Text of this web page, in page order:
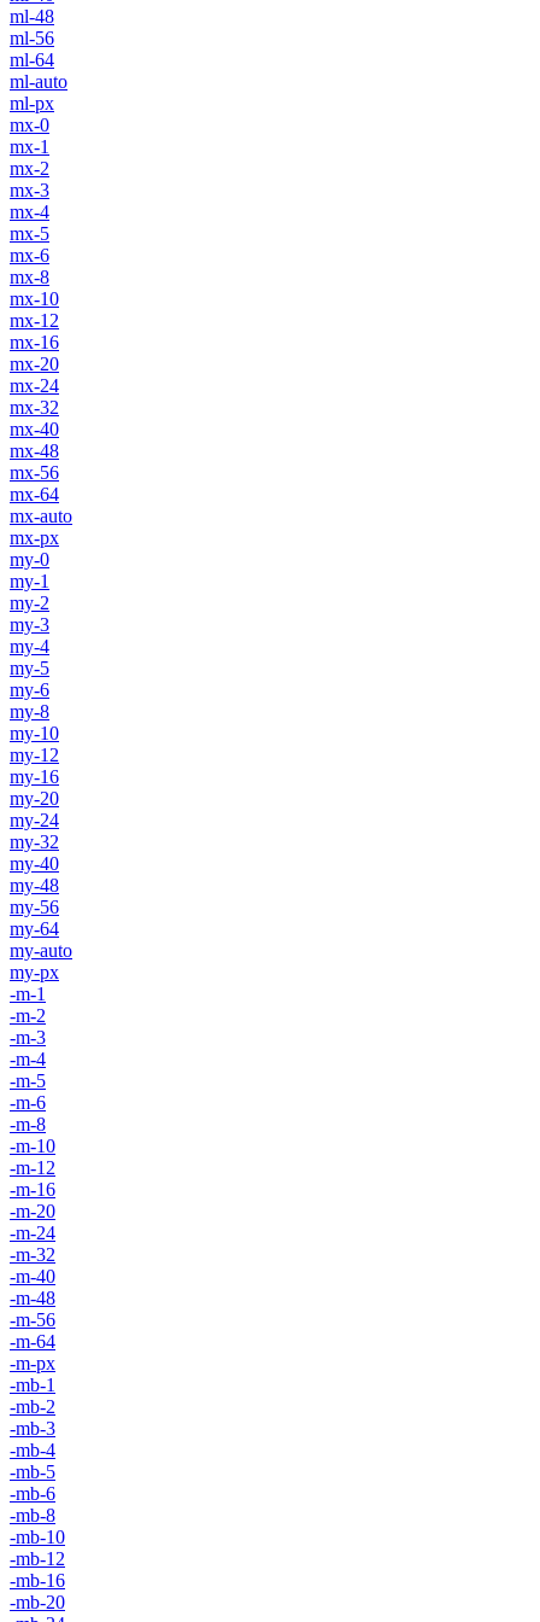
ml-48
ml-56
ml-64
ml-auto
ml-px
mx-0
mx-1
mx-2
mx-3
mx-4
mx-5
mx-6
mx-8
mx-10
mx-12
mx-16
mx-20
mx-24
mx-32
mx-40
mx-48
mx-56
mx-64
mx-auto
mx-px
my-0
my-1
my-2
my-3
my-4
my-5
my-6
my-8
my-10
my-12
my-16
my-20
my-24
my-32
my-40
my-48
my-56
my-64
my-auto
my-px
-m-1
-m-2
-m-3
-m-4
-m-5
-m-6
-m-8
-m-10
-m-12
-m-16
-m-20
-m-24
-m-32
-m-40
-m-48
-m-56
-m-64
-m-px
-mb-1
-mb-2
-mb-3
-mb-4
-mb-5
-mb-6
-mb-8
-mb-10
-mb-12
-mb-16
-mb-20